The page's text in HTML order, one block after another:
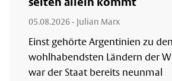
05.08.2026- Julian Marx
Einst gehörte Argentinien zu den
wohlhabendsten Ländern der
war der Staat bereits neunmal